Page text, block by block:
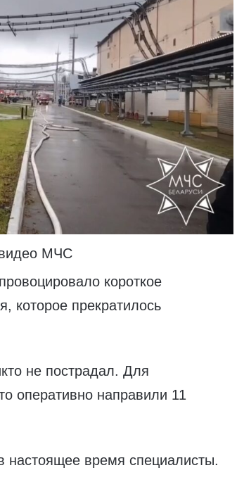
МЧС
короткое
которое прекратилось
не пострадал. Для
оперативно направили 11
настоящее время специалисты.